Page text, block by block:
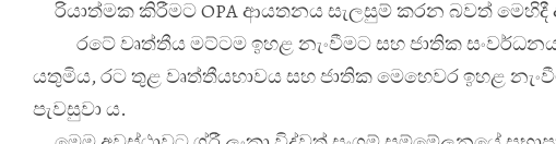
රියාත්මක කිරීමට OPA ආයතනය සැලසුම් කරන බවත් මෙහිදී
රටේ වෘත්තීය මට්ටම ඉහළ නැංවීමට සහ ජාතික
යතුමිය, රට තුළ වෘත්තීයභාවය සහ ජාතික මෙහෙවර ඉහළ
පැවසුවා ය.